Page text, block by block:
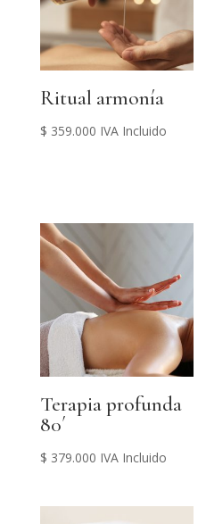
Ritual armonía
$ 359.000 IVA Incluido
Terapia profunda
80´
$ 379.000 IVA Incluido